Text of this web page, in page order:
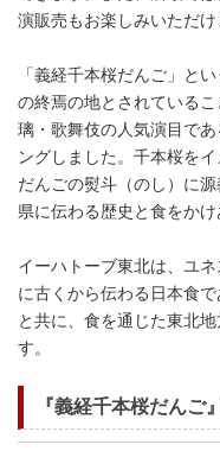
演販売もお楽しみいただけ
「義経千本桜だんご」と
の終焉の地とされている
璃・歌舞伎の人気演目で
ングしました。千本桜を
だんごの熨斗（のし）に
県に伝わる歴史と食をか
イーハトーブ東北は、ユ
に古くから伝わる日本食
と共に、食を通じた東北
す。
『義経千本桜だんご